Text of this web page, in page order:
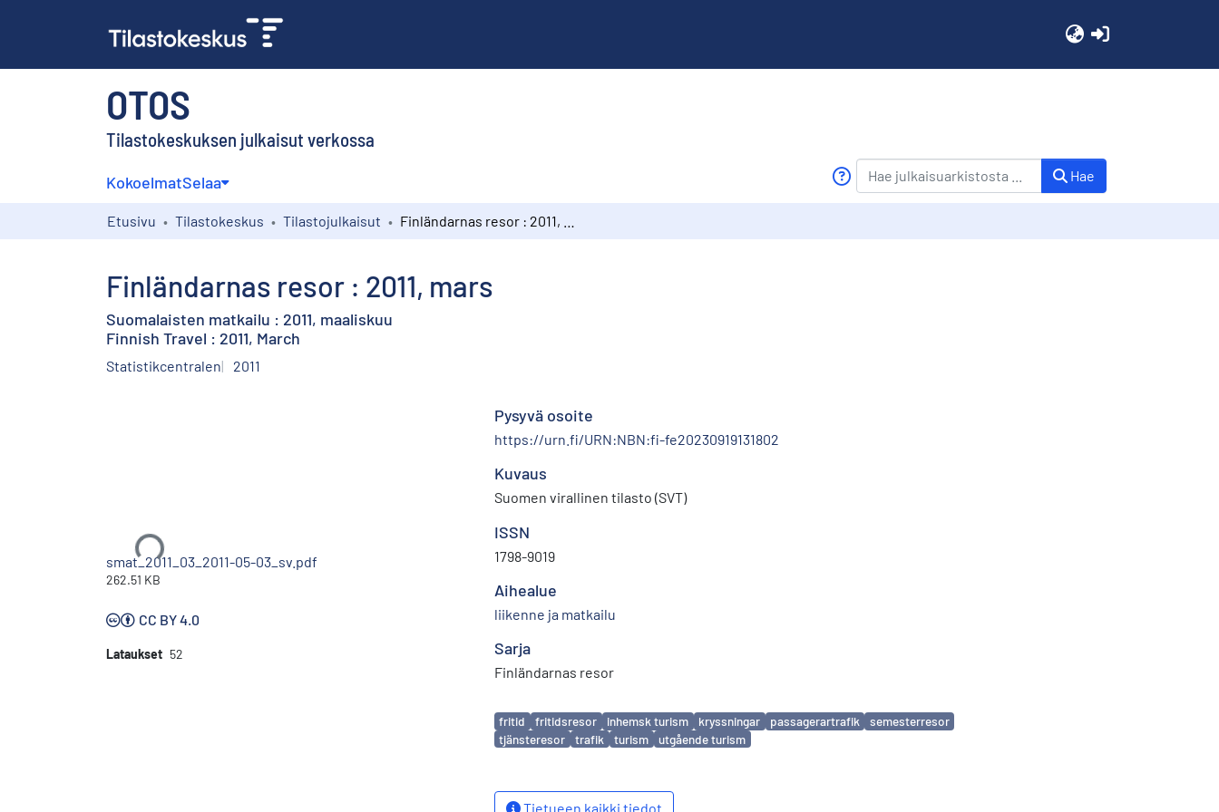
OTOS
Tilastokeskuksen julkaisut verkossa
KokoelmatSelaa Hae
Etusivu Tilastokeskus Tilastojulkaisut
Finländarnas resor : 2011, mars
Suomalaisten matkailu : 2011, maaliskuu
Finnish Travel : 2011, March
Statistikcentralen 2011
Ladataan...
smat_2011_03_2011-05-03_sv.pdf
262.51 KB
CC BY 4.0
Lataukset 52
Pysyvä osoite
https://urn.fi/URN:NBN:fi-fe20230919131802
Kuvaus
Suomen virallinen tilasto (SVT)
ISSN
1798-9019
Aihealue
liikenne ja matkailu
Sarja
Finländarnas resor
Avainsanat
fritid fritidsresor inhemsk turism kryssningar passagerartrafik
semesterresor
tjänsteresor
trafik turism utgående turism
Tietueen kaikki tiedot